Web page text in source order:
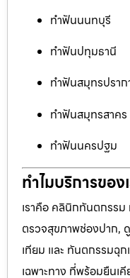
ทำฟันนนทบุรี
ทำฟันปทุมธานี
ทำฟันสมุทรปราก
ทำฟันสมุทรสาคร
ทำฟันนครปฐม
ทำไมบริการของ
เราคือ คลินิกทันตกรรม
ตรวจสุขภาพช่องปาก,
เทียม และ ทันตกรรม
เฉพาะทาง ที่พร้อมยืน